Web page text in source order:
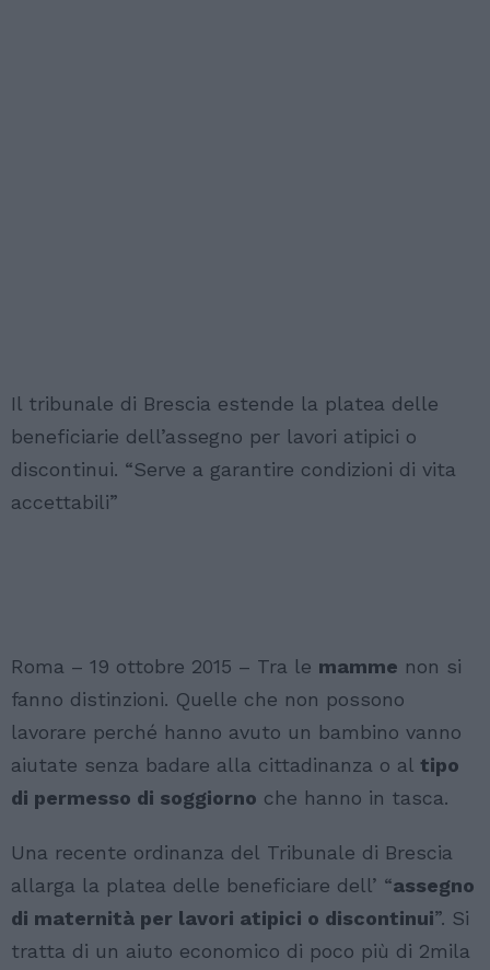
Il tribunale di Brescia estende la platea delle
beneficiarie dell’assegno per lavori atipici o
discontinui. “Serve a garantire condizioni di vita
accettabili”
Roma – 19 ottobre 2015 – Tra le mamme non si
fanno distinzioni. Quelle che non possono
lavorare perché hanno avuto un bambino vanno
aiutate senza badare alla cittadinanza o al tipo
di permesso di soggiorno che hanno in tasca.
Una recente ordinanza del Tribunale di Brescia
allarga la platea delle beneficiare dell’ “assegno
di maternità per lavori atipici o discontinui”. Si
tratta di un aiuto economico di poco più di 2mila